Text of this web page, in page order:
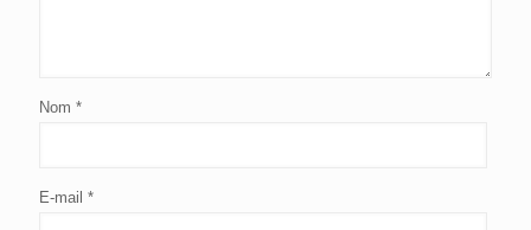
Nom *
E-mail *